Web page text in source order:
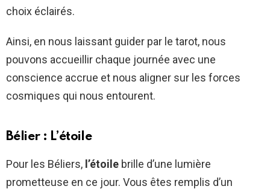
choix éclairés.
Ainsi, en nous laissant guider par le tarot, nous
pouvons accueillir chaque journée avec une
conscience accrue et nous aligner sur les forces
cosmiques qui nous entourent.
Bélier : L’étoile
Pour les Béliers, l’étoile brille d’une lumière
prometteuse en ce jour. Vous êtes remplis d’un